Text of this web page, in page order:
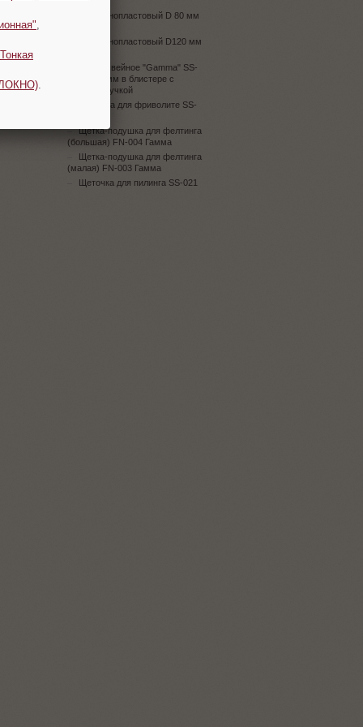
Шар пенопластовый D 80 мм
Шар пенопластовый D120 мм
Шило швейное "Gamma" SS-
019 d 2.5 мм в блистере с
пластик. ручкой
Шпулька для фриволите SS-
Щетка-подушка для фелтинга
(большая) FN-004 Гамма
Щетка-подушка для фелтинга
(малая) FN-003 Гамма
Щеточка для пилинга SS-021
Тонкая